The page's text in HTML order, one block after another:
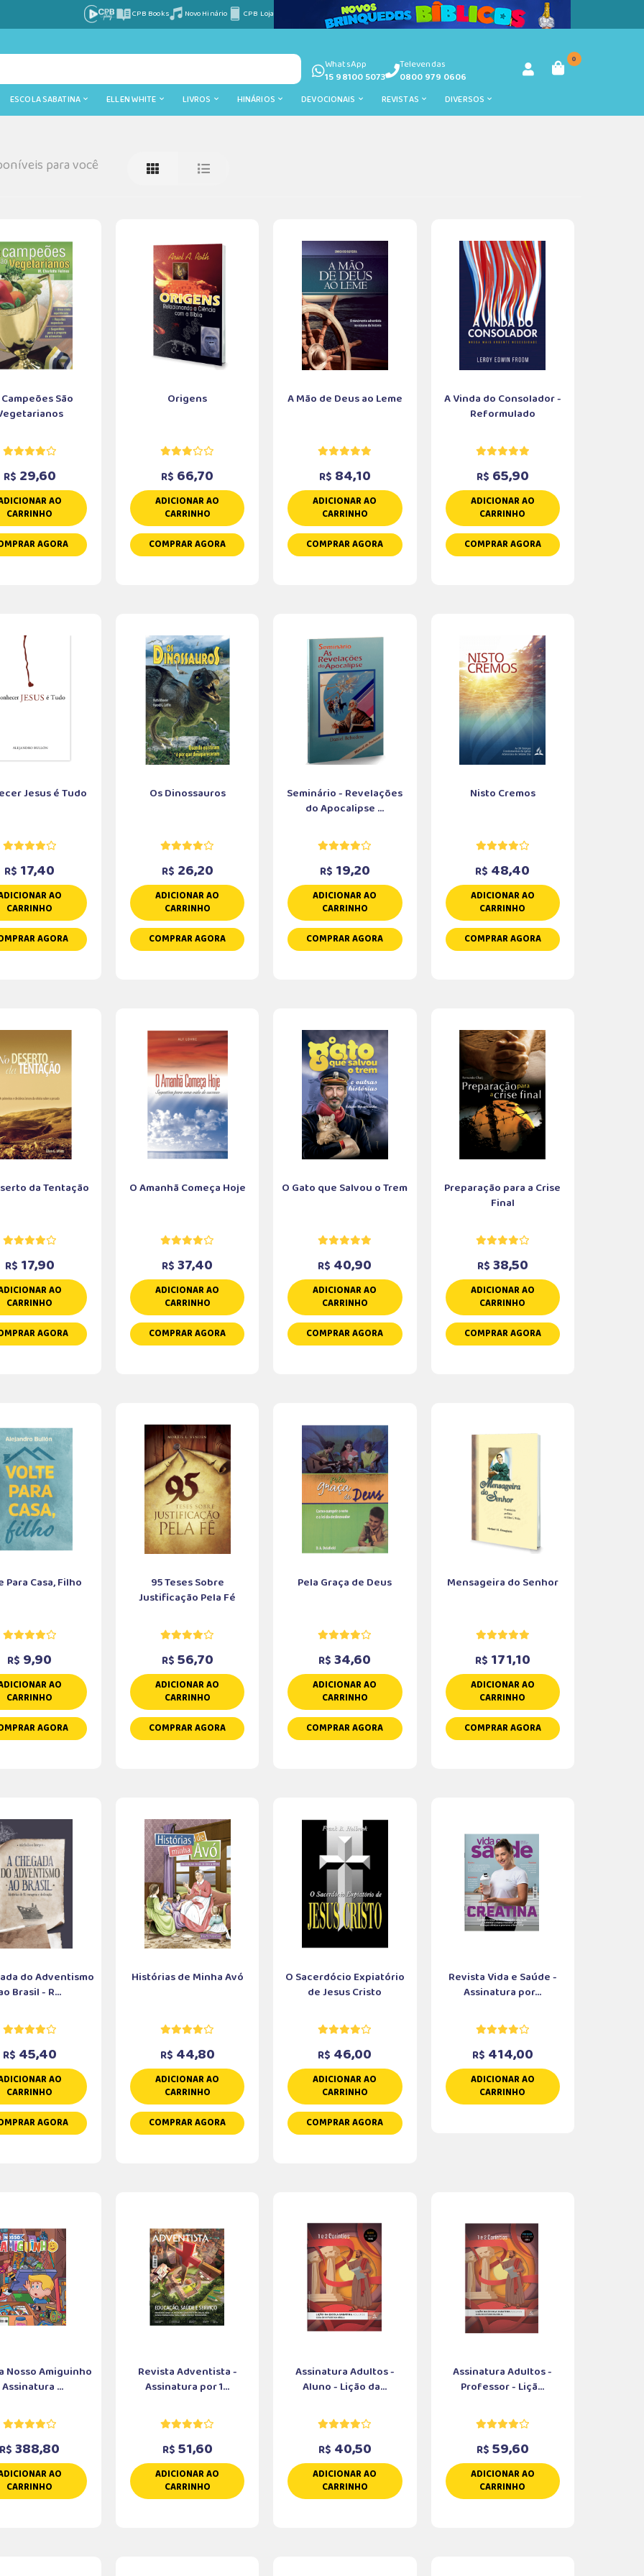
CPB Books Novo Hinário CPB Loja
WhatsApp
15 98100 5073
Televendas
0800 979 0606
0
ESCOLA SABATINA ELLEN WHITE LIVROS HINÁRIOS DEVOCIONAIS REVISTAS DIVERSOS
para você
São
R$ 29,60
AO
CARRINHO
AGORA
Origens
R$ 66,70
ADICIONAR AO
CARRINHO
COMPRAR AGORA
A Mão de Deus ao Leme
R$ 84,10
ADICIONAR AO
CARRINHO
COMPRAR AGORA
A Vinda do Consolador -
Reformulado
R$ 65,90
ADICIONAR AO
CARRINHO
COMPRAR AGORA
Jesus é Tudo
R$ 17,40
AO
CARRINHO
AGORA
Os Dinossauros
R$ 26,20
ADICIONAR AO
CARRINHO
COMPRAR AGORA
Seminário - Revelações
do Apocalipse ...
R$ 19,20
ADICIONAR AO
CARRINHO
COMPRAR AGORA
Nisto Cremos
R$ 48,40
ADICIONAR AO
CARRINHO
COMPRAR AGORA
da Tentação
R$ 17,90
AO
CARRINHO
AGORA
O Amanhã Começa Hoje
R$ 37,40
ADICIONAR AO
CARRINHO
COMPRAR AGORA
O Gato que Salvou o Trem
R$ 40,90
ADICIONAR AO
CARRINHO
COMPRAR AGORA
Preparação para a Crise
Final
R$ 38,50
ADICIONAR AO
CARRINHO
COMPRAR AGORA
Para Casa, Filho
R$ 9,90
AO
CARRINHO
AGORA
95 Teses Sobre
Justificação Pela Fé
R$ 56,70
ADICIONAR AO
CARRINHO
COMPRAR AGORA
Pela Graça de Deus
R$ 34,60
ADICIONAR AO
CARRINHO
COMPRAR AGORA
Mensageira do Senhor
R$ 171,10
ADICIONAR AO
CARRINHO
COMPRAR AGORA
do Adventismo
Brasil - R...
R$ 45,40
AO
CARRINHO
AGORA
Histórias de Minha Avó
R$ 44,80
ADICIONAR AO
CARRINHO
COMPRAR AGORA
O Sacerdócio Expiatório
de Jesus Cristo
R$ 46,00
ADICIONAR AO
CARRINHO
COMPRAR AGORA
Revista Vida e Saúde -
Assinatura por...
R$ 414,00
ADICIONAR AO
CARRINHO
Nosso Amiguinho
...
R$ 388,80
AO
CARRINHO
Revista Adventista -
Assinatura por 1...
R$ 51,60
ADICIONAR AO
CARRINHO
Assinatura Adultos -
Aluno - Lição da...
R$ 40,50
ADICIONAR AO
CARRINHO
Assinatura Adultos -
Professor - Liçã...
R$ 59,60
ADICIONAR AO
CARRINHO